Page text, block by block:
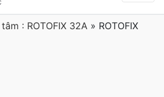
: ROTOFIX 32A » ROTOFIX